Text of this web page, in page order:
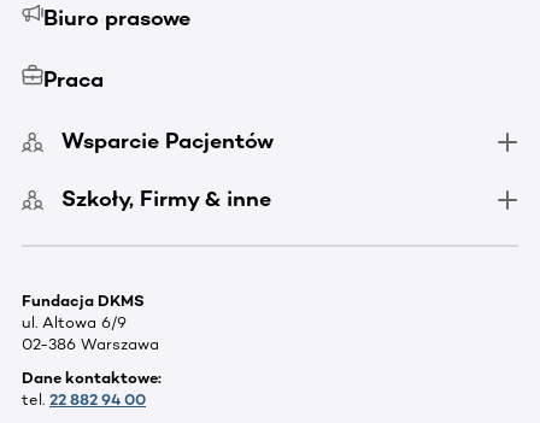
Biuro prasowe
Praca
Wsparcie Pacjentów
Szkoły, Firmy & inne
Fundacja DKMS
ul. Altowa 6/9
02-386 Warszawa
Dane kontaktowe:
tel. 22 882 94 00